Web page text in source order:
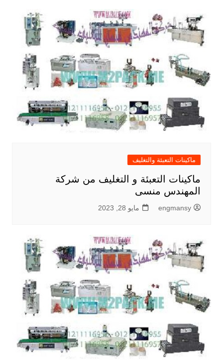
ماكينات التعبئة والتغليف
ماكينات التعبئة و التغليف من شركة
المهندس منسى
engmansy مايو 28, 2023